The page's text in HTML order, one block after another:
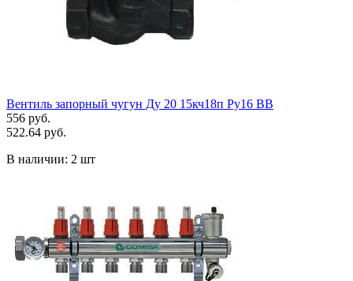
Вентиль запорный чугун Ду 20 15кч18п Ру16 ВВ
556 руб.
522.64 руб.
В наличии: 2 шт